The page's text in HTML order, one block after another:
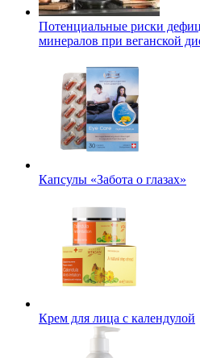
Потенциальные риски
минералов при веганской
Капсулы «Забота о глазах»
Крем для лица с календулой